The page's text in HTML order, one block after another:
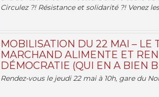
Circulez ?! Résistance et solidarité ?! Venez
MOBILISATION DU 22 MAI – LE
MARCHAND ALIMENTE ET
DÉMOCRATIE (QUI EN A BIEN
Rendez-vous le jeudi 22 mai à 10h, gare du